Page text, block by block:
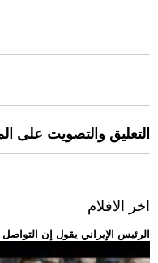
التعليق والتصويت على
اخر الافلام
.. الرئيس الإيراني يقول إن